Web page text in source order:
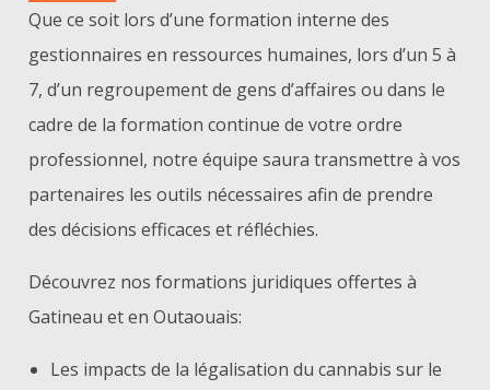
Que ce soit lors d’une formation interne des
gestionnaires en ressources humaines, lors d’un 5 à
7, d’un regroupement de gens d’affaires ou dans le
cadre de la formation continue de votre ordre
professionnel, notre équipe saura transmettre à vos
partenaires les outils nécessaires afin de prendre
des décisions efficaces et réfléchies.
Découvrez nos formations juridiques offertes à
Gatineau et en Outaouais:
Les impacts de la légalisation du cannabis sur le